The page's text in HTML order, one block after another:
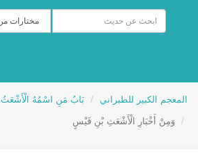
المعجم الكبير للطبراني بَابُ مَنِ اسْمُهُ الْأَشْعَثُ
وَمِنْ أَخْبَارِ الْأَشْعَثِ بْنِ قَيْسٍ